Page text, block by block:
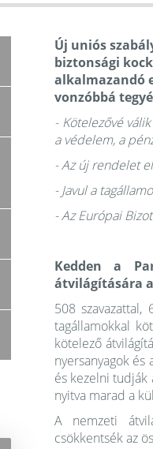
Új uniós
biztonsági
alkalmazandó
vonzóbbá
- Kötelezővé
a védelem, a
- Az új rendelet
- Javul a
- Az Európai
Kedden a
átvilágítására
508
tagállamokkal
kötelező
nyersanyagok és
és kezelni tudják
nyitva marad a
A nemzeti
csökkentsék az